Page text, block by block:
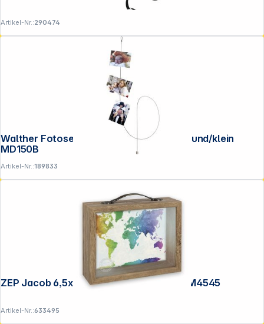
Artikel-Nr.:290474
Walther Fotoseil 1,5 m schwarz Magnet rund/klein
MD150B
Artikel-Nr.:189833
ZEP Jacob 6,5x21 Holz/Glas Spardose RM4545
Artikel-Nr.:633495